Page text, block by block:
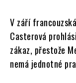
V září
Casterová
zákaz, přestože
nemá jednotné